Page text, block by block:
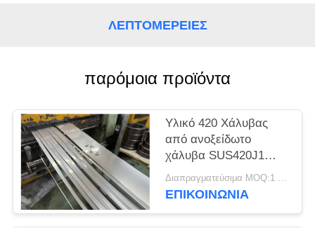
ΑΠΌΣΠΑΣΜΑ
SITEMAP
PRIVACY
POLICY
ΛΕΠΤΟΜΈΡΕΙΕΣ
παρόμοια προϊόντα
Υλικό 420 Χάλυβας
από ανοξείδωτο
χάλυβα SUS420J1
SUS420J2
Στρογγυλοκύλινδρο
Διαπραγματεύσιμα MOQ:1 τόνος
ΕΠΙΚΟΙΝΩΝΊΑ